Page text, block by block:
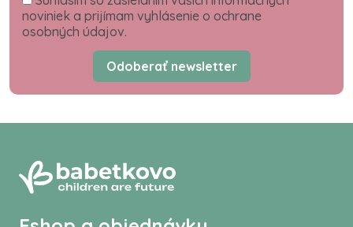
noviniek a prijímam vyhlásenie o ochrane
osobných údajov.
Odoberať newsletter